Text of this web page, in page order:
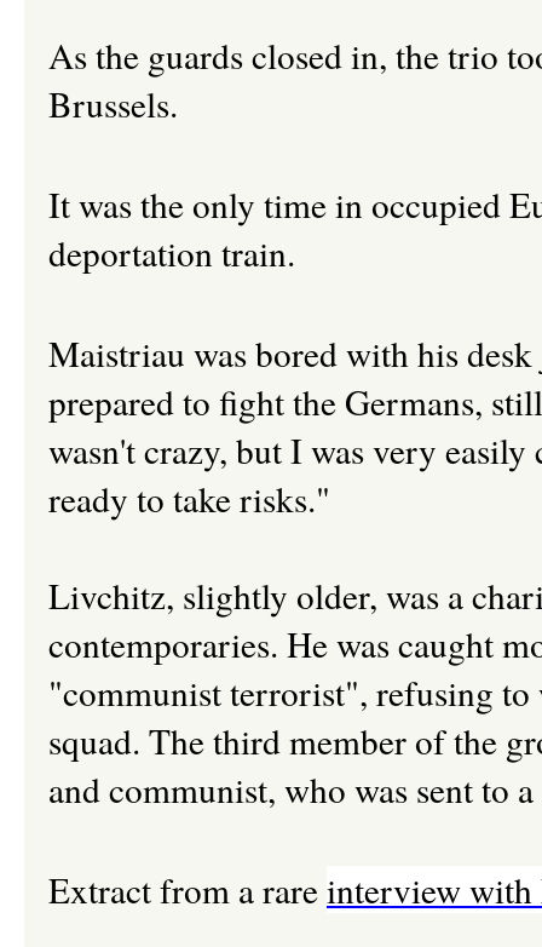
As the guards closed in, the trio
Brussels.
It was the only time in occupied
deportation train.
Maistriau was bored with his
prepared to fight the Germans,
wasn't crazy, but I was very
ready to take risks."
Livchitz, slightly older, was a
contemporaries. He was caught
"communist terrorist", refusing
squad. The third member of the
and communist, who was sent to
Extract from a rareinterview